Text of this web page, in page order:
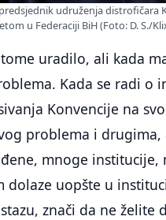
udruženja distrofičara
u Federaciji BiH (Foto: D. S./
uradilo, ali kada
Kada se radi o
Konvencije na
problema i
mnoge institucije,
dolaze uopšte u
znači da ne želite